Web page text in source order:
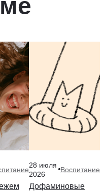
28 июля
2026
Воспитание
Дофаминовые